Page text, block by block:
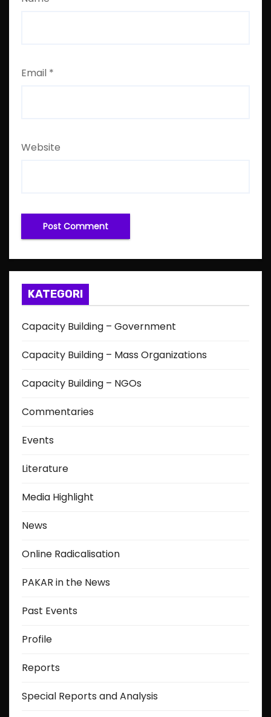
Email *
Website
KATEGORI
Capacity Building – Government
Capacity Building – Mass Organizations
Capacity Building – NGOs
Commentaries
Events
Literature
Media Highlight
News
Online Radicalisation
PAKAR in the News
Past Events
Profile
Reports
Special Reports and Analysis